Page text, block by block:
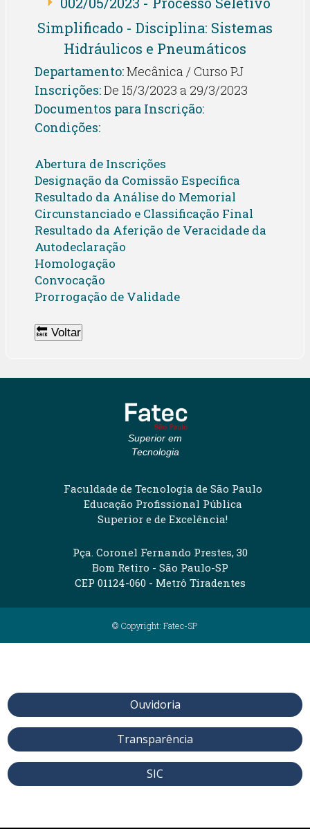
Simplificado - Disciplina: Sistemas
Hidráulicos e Pneumáticos
Departamento:Mecânica / Curso PJ
Inscrições:De 15/3/2023 a 29/3/2023
Documentos para Inscrição:
Condições:
Abertura de Inscrições
Designação da Comissão Específica
Resultado da Análise do Memorial
Circunstanciado e Classificação Final
Resultado da Aferição de Veracidade da
Autodeclaração
Homologação
Convocação
Prorrogação de Validade
🔙 Voltar
Superior em
Tecnologia
Faculdade de Tecnologia de São Paulo
Educação Profissional Pública
Superior e de Excelência!
Pça. Coronel Fernando Prestes, 30
Bom Retiro - São Paulo-SP
CEP 01124-060 - Metrô Tiradentes
© Copyright: Fatec-SP
Ouvidoria
Transparência
SIC